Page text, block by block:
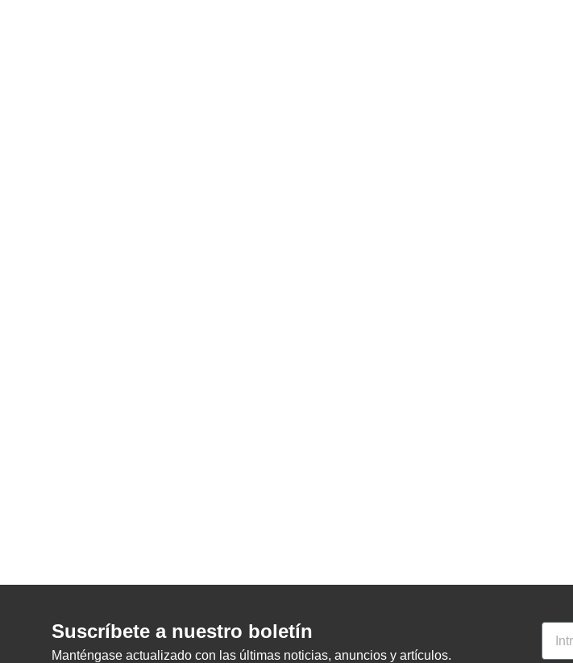
Suscríbete a nuestro boletín
Manténgase actualizado con las últimas noticias, anuncios y artículos.